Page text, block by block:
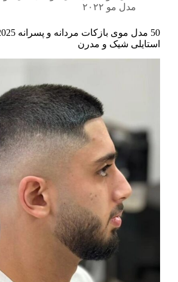
مدل مو ۲۰۲۲
استایلی شیک و مدرن